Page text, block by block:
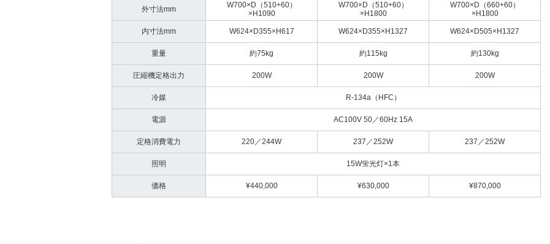
外寸法mm
W700×D（510+60）
×H1090
W700×D（510+60）
×H1800
W700×D（660+60）
×H1800
内寸法mm W624×D355×H617 W624×D355×H1327 W624×D505×H1327
重量 約75kg 約115kg 約130kg
圧縮機定格出力 200W 200W 200W
冷媒 R-134a（HFC）
電源 AC100V 50／60Hz 15A
定格消費電力 220／244W 237／252W 237／252W
照明 15W蛍光灯×1本
価格 ¥440,000 ¥630,000 ¥870,000